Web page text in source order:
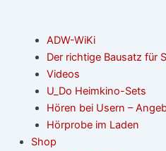
ADW-WiKi
Der richtige Bausatz für
Videos
U_Do Heimkino-Sets
Hören bei Usern –
Hörprobe im Laden
Shop